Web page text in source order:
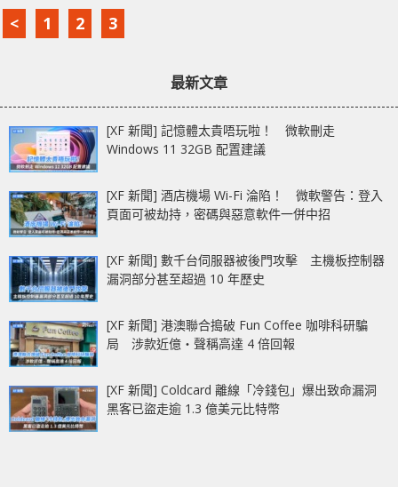
< 1 2 3
最新文章
[XF 新聞] 記憶體太貴唔玩啦！ 微軟刪走
Windows 11 32GB 配置建議
[XF 新聞] 酒店機場 Wi-Fi 淪陷！ 微軟警告：登入
頁面可被劫持，密碼與惡意軟件一併中招
[XF 新聞] 數千台伺服器被後門攻擊 主機板控制器
漏洞部分甚至超過 10 年歷史
[XF 新聞] 港澳聯合搗破 Fun Coffee 咖啡科研騙
局 涉款近億‧聲稱高達 4 倍回報
[XF 新聞] Coldcard 離線「冷錢包」爆出致命漏洞
黑客已盜走逾 1.3 億美元比特幣